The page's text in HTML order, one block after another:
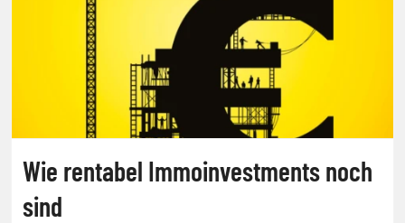
Wie rentabel Immoinvestments noch
sind